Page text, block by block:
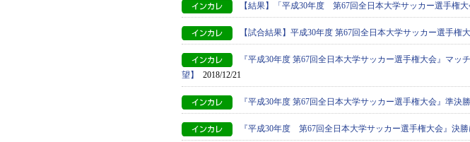
【結果】「平成30年度 第67回全日本大学サッカー選手権
【試合結果】平成30年度 第67回全日本大学サッカー選手権
『平成30年度 第67回全日本大学サッカー選手権大会』マッ
望】
2018/12/21
『平成30年度 第67回全日本大学サッカー選手権大会』準決
『平成30年度 第67回全日本大学サッカー選手権大会』決